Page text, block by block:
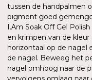
tussen de handpalmen
pigment goed
I.Am Soak Off Gel
en krimpen van de
horizontaal op de nagel
de nagel. Beweeg het
nagel omhoog naar de